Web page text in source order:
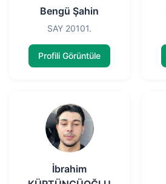
Bengü Şahin
SAY 20101.
Profili Görüntüle
İbrahim